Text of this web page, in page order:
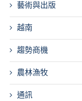
藝術與出版
越南
趨勢商機
農林漁牧
通訊